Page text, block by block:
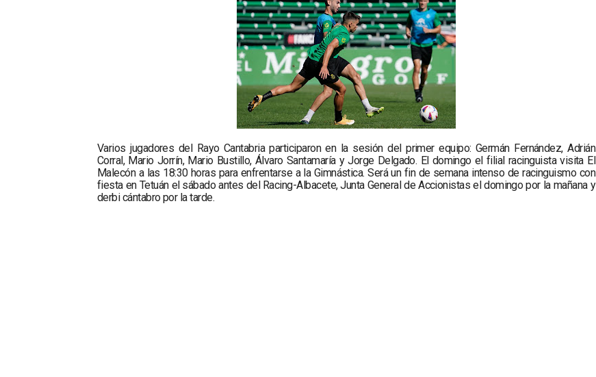
Varios jugadores del Rayo Cantabria participaron en la sesión del primer equipo: Germán Fernández, Adrián
Corral, Mario Jorrín, Mario Bustillo, Álvaro Santamaría y Jorge Delgado. El domingo el filial racinguista visita El
Malecón a las 18:30 horas para enfrentarse a la Gimnástica. Será un fin de semana intenso de racinguismo con
fiesta en Tetuán el sábado antes del Racing-Albacete, Junta General de Accionistas el domingo por la mañana y
derbi cántabro por la tarde.